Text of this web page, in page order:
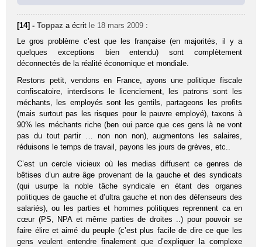
[14] -Toppaz a écrit le 18 mars 2009 :
Le gros problème c’est que les française (en majorités, il y a
quelques exceptions bien entendu) sont complètement
déconnectés de la réalité économique et mondiale.
Restons petit, vendons en France, ayons une politique fiscale
confiscatoire, interdisons le licenciement, les patrons sont les
méchants, les employés sont les gentils, partageons les profits
(mais surtout pas les risques pour le pauvre employé), taxons à
90% les méchants riche (ben oui parce que ces gens là ne vont
pas du tout partir … non non non), augmentons les salaires,
réduisons le temps de travail, payons les jours de grèves, etc..
C’est un cercle vicieux où les medias diffusent ce genres de
bêtises d’un autre âge provenant de la gauche et des syndicats
(qui usurpe la noble tâche syndicale en étant des organes
politiques de gauche et d’ultra gauche et non des défenseurs des
salariés), ou les parties et hommes politiques reprennent ca en
cœur (PS, NPA et même parties de droites ..) pour pouvoir se
faire élire et aimé du peuple (c’est plus facile de dire ce que les
gens veulent entendre finalement que d’expliquer la complexe